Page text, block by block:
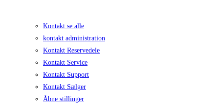
Kontakt se alle
kontakt administration
Kontakt Reservedele
Kontakt Service
Kontakt Support
Kontakt Sælger
Åbne stillinger